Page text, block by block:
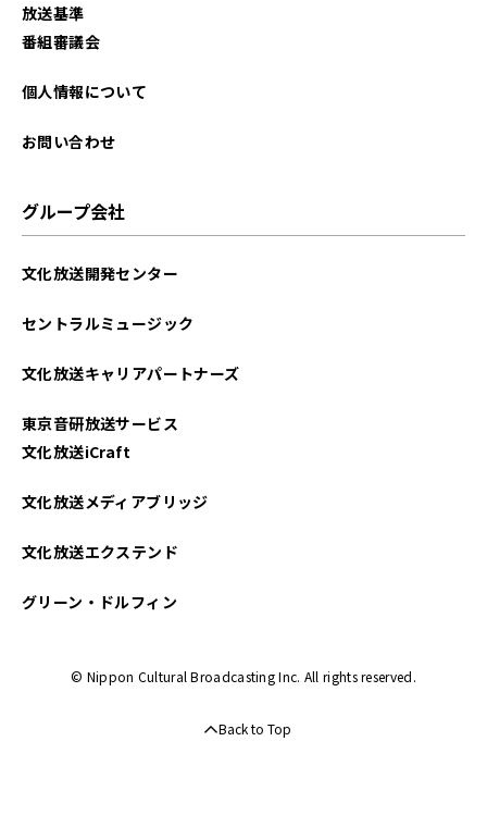
2025年08月
2025年05月
2024年12月
2024年11月
2024年10月
放送基準
番組審議会
個人情報について
お問い合わせ
グループ会社
文化放送開発センター
セントラルミュージック
文化放送キャリアパートナーズ
東京音研放送サービス
文化放送iCraft
文化放送メディアブリッジ
文化放送エクステンド
グリーン・ドルフィン
© Nippon Cultural Broadcasting Inc. All rights reserved.
Back to Top